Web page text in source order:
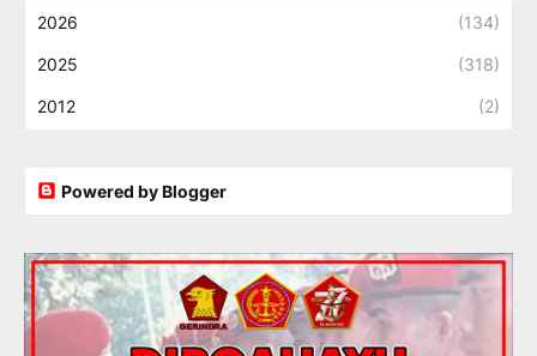
2026 (134)
2025 (318)
2012 (2)
Powered by Blogger